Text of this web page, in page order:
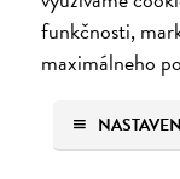
funkčnosti,
maximálneho
22,05 €